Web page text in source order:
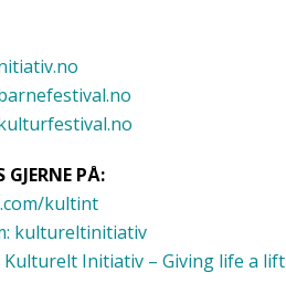
GJERNE PÅ:
kultint
kultureltinitiativ
Kulturelt Initiativ – Giving life a lift